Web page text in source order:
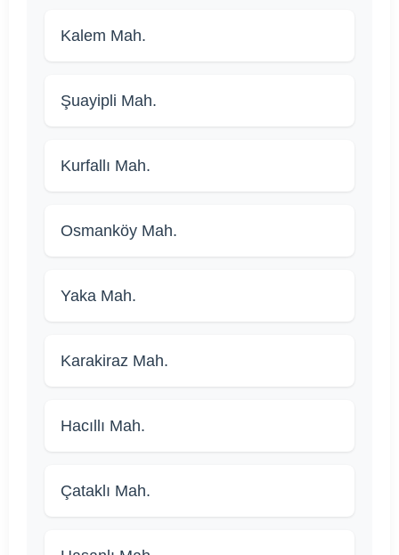
Kalem Mah.
Şuayipli Mah.
Kurfallı Mah.
Osmanköy Mah.
Yaka Mah.
Karakiraz Mah.
Hacıllı Mah.
Çataklı Mah.